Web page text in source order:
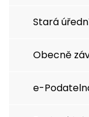
Stará
Obecně
e-